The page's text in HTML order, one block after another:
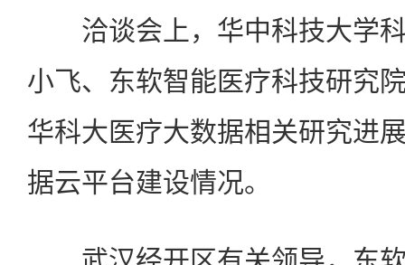
洽谈会上，华中科技大学科
小飞、东软智能医疗科技研究
华科大医疗大数据相关研究进
据云平台建设情况。